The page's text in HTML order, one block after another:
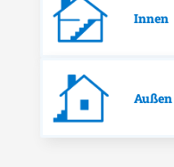
Innen
Außen